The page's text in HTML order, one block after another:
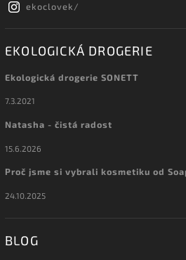
ekoclovek/
EKOLOGICKÁ DROGERIE
Ekologická drogerie SONETT
7.3.2021
Natasha - čistá radost
15.6.2026
Proč jsme si vybrali kosmetiku od
24.10.2025
BLOG